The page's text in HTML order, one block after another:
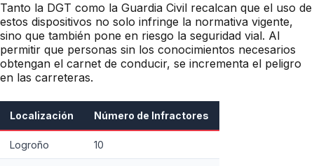
Tanto la DGT como la Guardia Civil recalcan que el uso de
estos dispositivos no solo infringe la normativa vigente,
sino que también pone en riesgo la seguridad vial. Al
permitir que personas sin los conocimientos necesarios
obtengan el carnet de conducir, se incrementa el peligro
en las carreteras.
Localización Número de Infractores
Logroño 10